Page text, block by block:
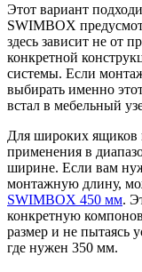
Этот вариант
SWIMBOX
здесь зависит не от
конкретной
системы. Если
выбирать именно
встал в мебельный
Для широких ящиков
применения в
ширине. Если вам
монтажную длину,
SWIMBOX 450 мм.
конкретную
размер и не пытаясь
где нужен 350 мм.